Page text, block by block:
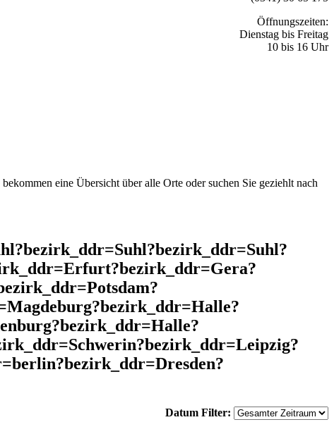
Öffnungszeiten:
Dienstag bis Freitag
10 bis 16 Uhr
eine Übersicht über alle Orte oder suchen Sie geziehlt nach
Datum Filter: